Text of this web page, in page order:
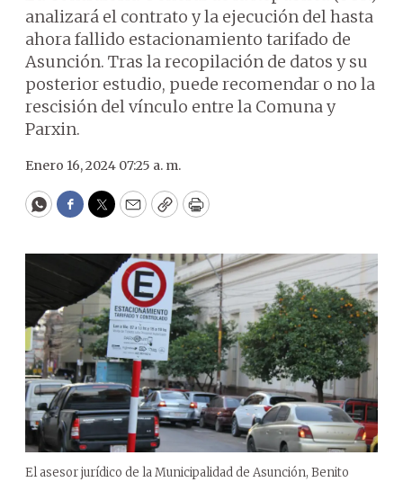
analizará el contrato y la ejecución del hasta
ahora fallido estacionamiento tarifado de
Asunción. Tras la recopilación de datos y su
posterior estudio, puede recomendar o no la
rescisión del vínculo entre la Comuna y
Parxin.
Enero 16, 2024 07:25 a. m.
WhatsApp
Facebook
Twitter
EmailCopyPrint
El asesor jurídico de la Municipalidad de Asunción, Benito